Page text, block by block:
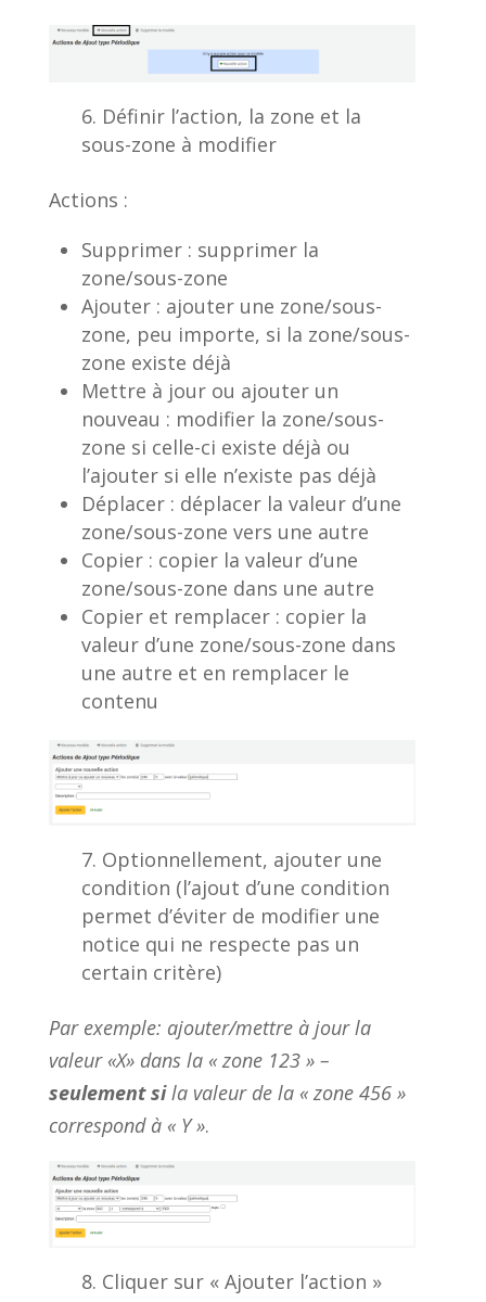
Définir l’action, la zone et la
sous-zone à modifier
Actions :
Supprimer : supprimer la
zone/sous-zone
Ajouter : ajouter une zone/sous-
zone, peu importe, si la zone/sous-
zone existe déjà
Mettre à jour ou ajouter un
nouveau : modifier la zone/sous-
zone si celle-ci existe déjà ou
l’ajouter si elle n’existe pas déjà
Déplacer : déplacer la valeur d’une
zone/sous-zone vers une autre
Copier : copier la valeur d’une
zone/sous-zone dans une autre
Copier et remplacer : copier la
valeur d’une zone/sous-zone dans
une autre et en remplacer le
contenu
Optionnellement, ajouter une
condition (l’ajout d’une condition
permet d’éviter de modifier une
notice qui ne respecte pas un
certain critère)
Par exemple: ajouter/mettre à jour la
valeur «X» dans la « zone 123 » –
seulement sila valeur de la « zone 456 »
correspond à « Y ».
Cliquer sur « Ajouter l’action »